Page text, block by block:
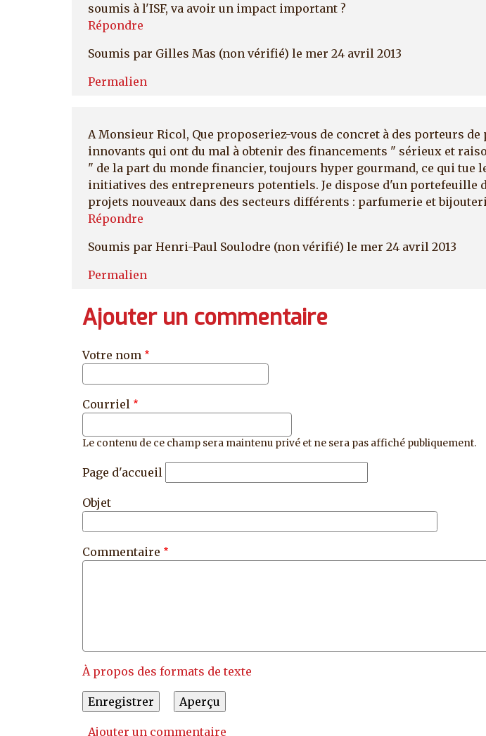
soumis à l'ISF, va avoir un impact important ?
Répondre
Soumis par Gilles Mas (non vérifié) le mer 24 avril 2013
Permalien
A Monsieur Ricol, Que proposeriez-vous de concret à des porteurs de
innovants qui ont du mal à obtenir des financements " sérieux et
" de la part du monde financier, toujours hyper gourmand, ce qui tue
initiatives des entrepreneurs potentiels. Je dispose d'un portefeuille
projets nouveaux dans des secteurs différents : parfumerie et
Répondre
Soumis par Henri-Paul Soulodre (non vérifié) le mer 24 avril 2013
Permalien
Ajouter un commentaire
Votre nom
Courriel
Le contenu de ce champ sera maintenu privé et ne sera pas affiché publiquement.
Page d'accueil
Objet
Commentaire
À propos des formats de texte
Ajouter un commentaire